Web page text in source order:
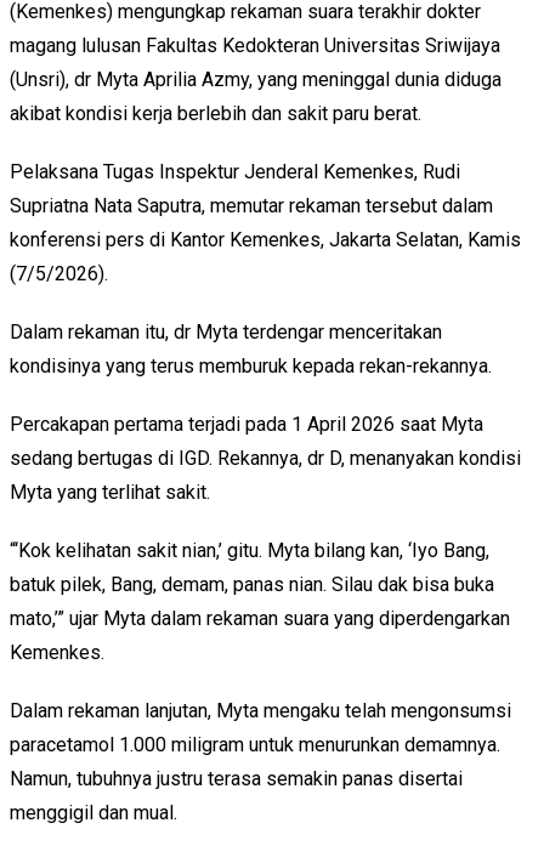
(Kemenkes) mengungkap rekaman suara terakhir dokter
magang lulusan Fakultas Kedokteran Universitas Sriwijaya
(Unsri), dr Myta Aprilia Azmy, yang meninggal dunia diduga
akibat kondisi kerja berlebih dan sakit paru berat.
Pelaksana Tugas Inspektur Jenderal Kemenkes, Rudi
Supriatna Nata Saputra, memutar rekaman tersebut dalam
konferensi pers di Kantor Kemenkes, Jakarta Selatan, Kamis
(7/5/2026).
Dalam rekaman itu, dr Myta terdengar menceritakan
kondisinya yang terus memburuk kepada rekan-rekannya.
Percakapan pertama terjadi pada 1 April 2026 saat Myta
sedang bertugas di IGD. Rekannya, dr D, menanyakan kondisi
Myta yang terlihat sakit.
“‘Kok kelihatan sakit nian,’ gitu. Myta bilang kan, ‘Iyo Bang,
batuk pilek, Bang, demam, panas nian. Silau dak bisa buka
mato,’” ujar Myta dalam rekaman suara yang diperdengarkan
Kemenkes.
Dalam rekaman lanjutan, Myta mengaku telah mengonsumsi
paracetamol 1.000 miligram untuk menurunkan demamnya.
Namun, tubuhnya justru terasa semakin panas disertai
menggigil dan mual.